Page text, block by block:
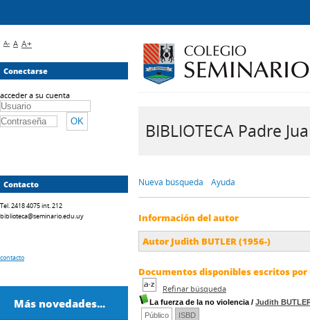
BIBLIOTECA Padre
Nueva búsqueda Ayuda
Información del autor
Autor Judith BUTLER (1956-)
Documentos disponibles escritos
Refinar búsqueda
La fuerza de la no violencia / Judith
Público
ISBD
A- A A+
Conectarse
acceder a su cuenta
Contacto
Tel. 2418 4075 int. 212
biblioteca@seminario.edu.uy
contacto
Más novedades...